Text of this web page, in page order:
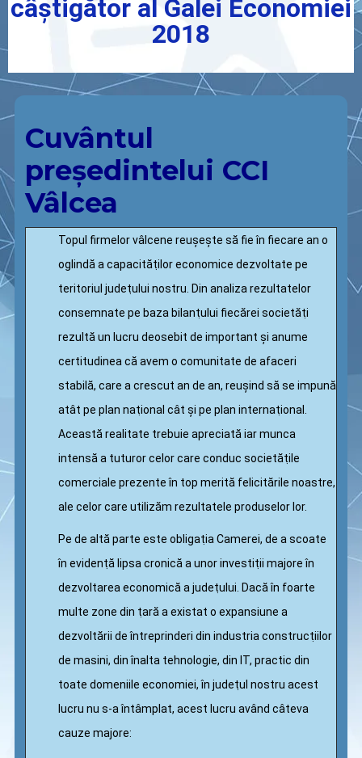
câştigător al Galei Economiei
2018
Cuvântul
preşedintelui CCI
Vâlcea
Topul firmelor vâlcene reușește să fie în fiecare an o
oglindă a capacităṭilor economice dezvoltate pe
teritoriul judeṭului nostru. Din analiza rezultatelor
consemnate pe baza bilanṭului fiecărei societăṭi
rezultă un lucru deosebit de important și anume
certitudinea că avem o comunitate de afaceri
stabilă, care a crescut an de an, reușind să se impună
atât pe plan naṭional cât și pe plan internaṭional.
Această realitate trebuie apreciată iar munca
intensă a tuturor celor care conduc societăṭile
comerciale prezente în top merită felicitările noastre,
ale celor care utilizăm rezultatele produselor lor.
Pe de altă parte este obligaṭia Camerei, de a scoate
în evidenṭă lipsa cronică a unor investiṭii majore în
dezvoltarea economică a judeṭului. Dacă în foarte
multe zone din ṭară a existat o expansiune a
dezvoltării de întreprinderi din industria construcṭiilor
de masini, din înalta tehnologie, din IT, practic din
toate domeniile economiei, în judeṭul nostru acest
lucru nu s-a întâmplat, acest lucru având câteva
cauze majore: